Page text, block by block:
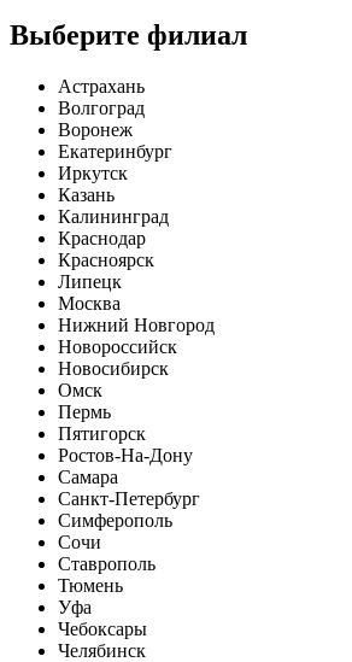
Выберите филиал
Астрахань
Волгоград
Воронеж
Екатеринбург
Иркутск
Казань
Калининград
Краснодар
Красноярск
Липецк
Москва
Нижний Новгород
Новороссийск
Новосибирск
Омск
Пермь
Пятигорск
Ростов-На-Дону
Самара
Санкт-Петербург
Симферополь
Сочи
Ставрополь
Тюмень
Уфа
Чебоксары
Челябинск